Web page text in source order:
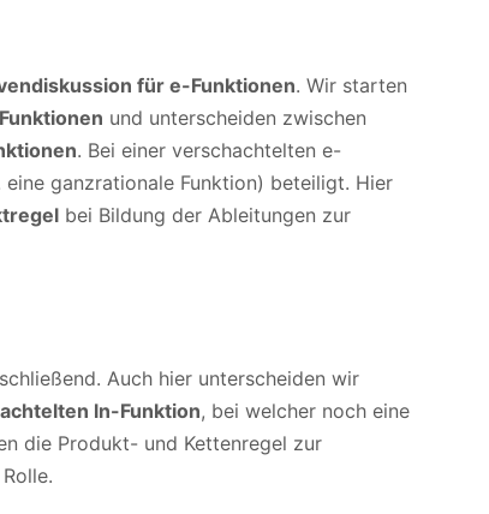
für e-Funktionen. Wir starten
und unterscheiden zwischen
. Bei einer verschachtelten e-
ganzrationale Funktion) beteiligt. Hier
bei Bildung der Ableitungen zur
Auch hier unterscheiden wir
ln-Funktion, bei welcher noch eine
die Produkt- und Kettenregel zur